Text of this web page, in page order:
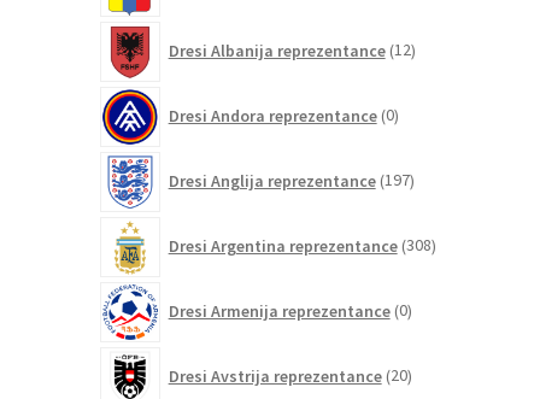
Dresi Albanija reprezentance 12izdelkov
Dresi Andora reprezentance 0izdelkov
Dresi Anglija reprezentance 197izdelkov
Dresi Argentina reprezentance 308izdelkov
Dresi Armenija reprezentance 0izdelkov
Dresi Avstrija reprezentance 20izdelkov